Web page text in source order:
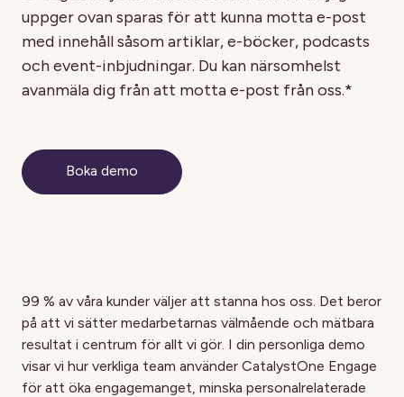
99 % av våra kunder väljer att stanna hos oss. Det beror
på att vi sätter medarbetarnas välmående och mätbara
resultat i centrum för allt vi gör. I din personliga demo
visar vi hur verkliga team använder CatalystOne Engage
för att öka engagemanget, minska personalrelaterade
uppger ovan sparas för att kunna motta e-post
med innehåll såsom artiklar, e-böcker, podcasts
och event-inbjudningar. Du kan närsomhelst
avanmäla dig från att motta e-post från oss.*